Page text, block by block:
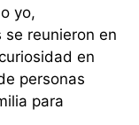
yo,
reunieron en
en
personas
para